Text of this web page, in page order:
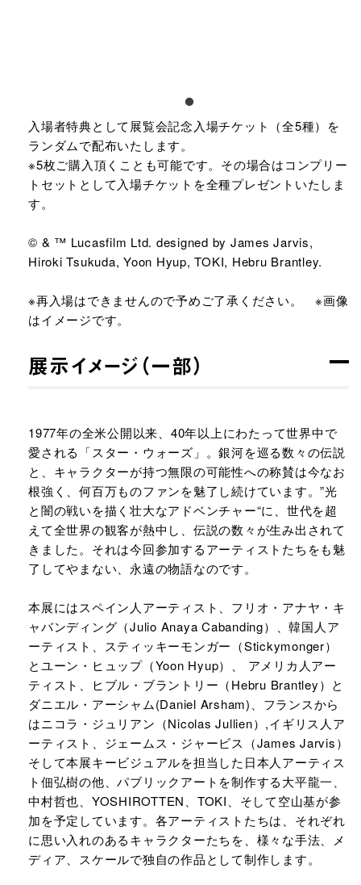
入場者特典として展覧会記念入場チケット（全5種）を
ランダムで配布いたします。
※5枚ご購入頂くことも可能です。その場合はコンプリー
トセットとして入場チケットを全種プレゼントいたしま
す。
© & ™ Lucasfilm Ltd. designed by James Jarvis,
Hiroki Tsukuda, Yoon Hyup, TOKI, Hebru Brantley.
※再入場はできませんので予めご了承ください。 ※画像
はイメージです。
展示イメージ（一部）
1977年の全米公開以来、40年以上にわたって世界中で
愛される「スター・ウォーズ」。銀河を巡る数々の伝説
と、キャラクターが持つ無限の可能性への称賛は今なお
根強く、何百万ものファンを魅了し続けています。”光
と闇の戦いを描く壮大なアドベンチャー“に、世代を超
えて全世界の観客が熱中し、伝説の数々が生み出されて
きました。それは今回参加するアーティストたちをも魅
了してやまない、永遠の物語なのです。
本展にはスペイン人アーティスト、フリオ・アナヤ・キ
ャバンディング（Julio Anaya Cabanding）、韓国人ア
ーティスト、スティッキーモンガー（Stickymonger）
とユーン・ヒュップ（Yoon Hyup）、 アメリカ人アー
ティスト、ヒブル・ブラントリー（Hebru Brantley）と
ダニエル・アーシャム(Daniel Arsham)、フランスから
はニコラ・ジュリアン（Nicolas Jullien）,イギリス人ア
ーティスト、ジェームス・ジャービス（James Jarvis）
そして本展キービジュアルを担当した日本人アーティス
ト佃弘樹の他、パブリックアートを制作する大平龍一、
中村哲也、YOSHIROTTEN、TOKI、そして空山基が参
加を予定しています。各アーティストたちは、それぞれ
に思い入れのあるキャラクターたちを、様々な手法、メ
ディア、スケールで独自の作品として制作します。